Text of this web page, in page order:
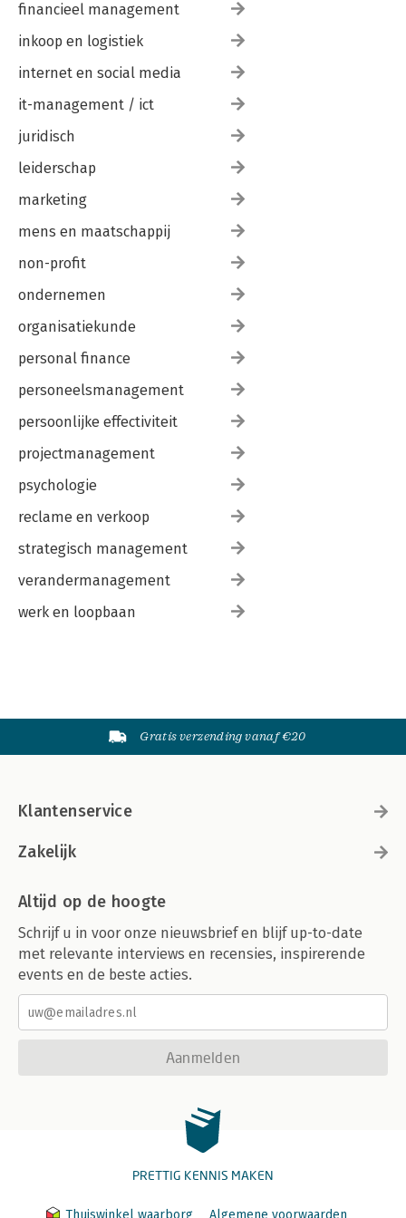
8.6 Doelen en de schijf van vijf 222
8.8 Samenvatting 228
8.9 Q & A 229
9. Pronken met andermans veren 231
9.1 Waarom missies niet werken 231
9.2 Missies 233
Tot slot 239
financieel management
inkoop en logistiek
internet en social media
it-management / ict
juridisch
leiderschap
marketing
mens en maatschappij
non-profit
ondernemen
organisatiekunde
personal finance
personeelsmanagement
persoonlijke effectiviteit
projectmanagement
psychologie
reclame en verkoop
strategisch management
verandermanagement
werk en loopbaan
Gratis verzending vanaf €20
Klantenservice
Zakelijk
Altijd op de hoogte
Schrijf u in voor onze nieuwsbrief en blijf up-to-date
met relevante interviews en recensies, inspirerende
events en de beste acties.
Aanmelden
PRETTIG KENNIS MAKEN